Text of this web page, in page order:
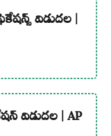
విడుదల |
విడుదల | AP